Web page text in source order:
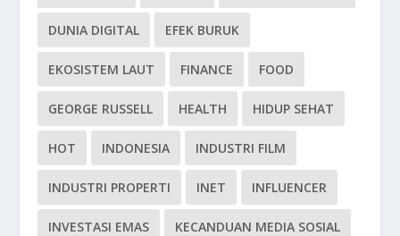
DUNIA DIGITAL EFEK BURUK
EKOSISTEM LAUT FINANCE FOOD
GEORGE RUSSELL HEALTH HIDUP SEHAT
HOT INDONESIA INDUSTRI FILM
INDUSTRI PROPERTI INET INFLUENCER
INVESTASI EMAS KECANDUAN MEDIA SOSIAL